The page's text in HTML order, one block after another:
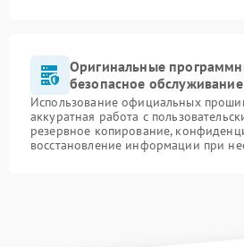
Оригинальные
безопасное
Использование официальных
аккуратная работа с
резервное копирование,
восстановление информации при